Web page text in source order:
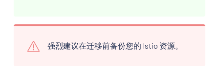
强烈建议在迁移前备份您的 Istio 资源。